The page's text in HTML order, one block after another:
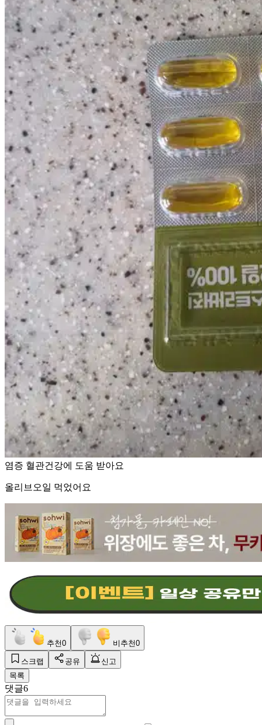
염증 혈관건강에 도움 받아요
올리브오일 먹었어요
추천0 비추천0
스크랩 공유
신고
목록
댓글6